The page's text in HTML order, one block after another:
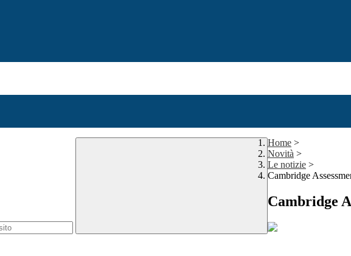
Home >
Novità >
Le notizie >
Cambridge
Cambridge